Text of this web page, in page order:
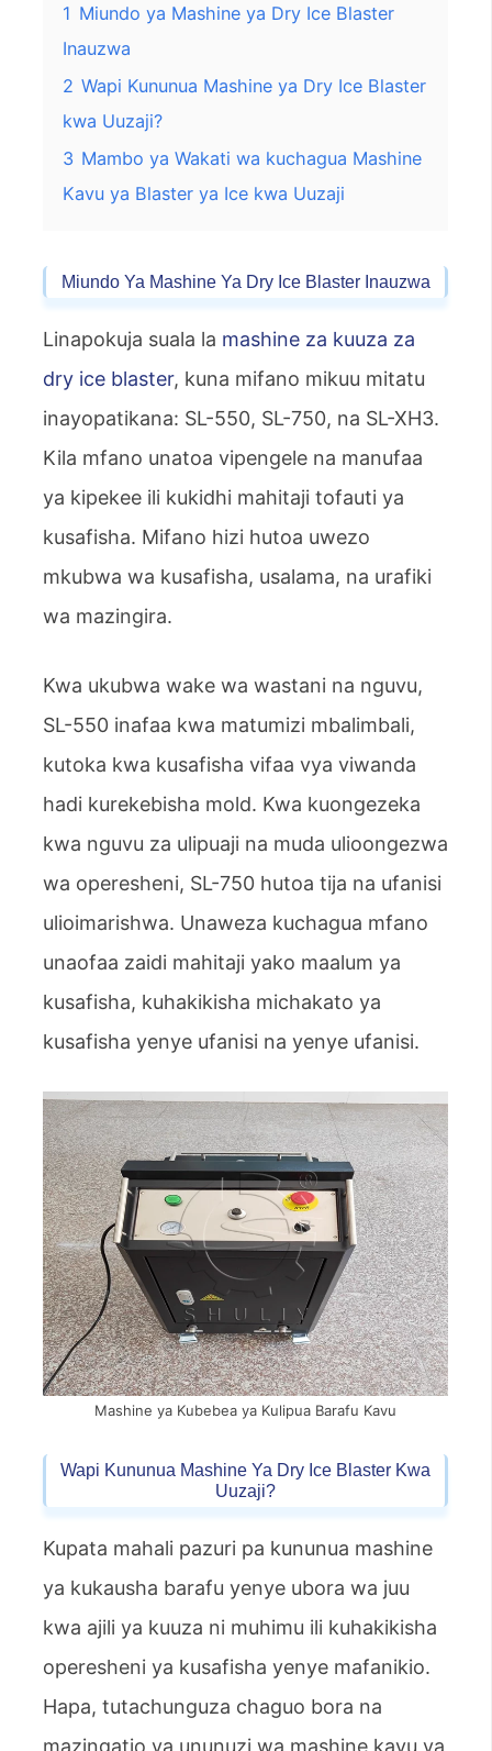
1 Miundo ya Mashine ya Dry Ice Blaster
Inauzwa
2 Wapi Kununua Mashine ya Dry Ice Blaster
kwa Uuzaji?
3 Mambo ya Wakati wa kuchagua Mashine
Kavu ya Blaster ya Ice kwa Uuzaji
Miundo Ya Mashine Ya Dry Ice Blaster Inauzwa
Linapokuja suala la mashine za kuuza za
dry ice blaster, kuna mifano mikuu mitatu
inayopatikana: SL-550, SL-750, na SL-XH3.
Kila mfano unatoa vipengele na manufaa
ya kipekee ili kukidhi mahitaji tofauti ya
kusafisha. Mifano hizi hutoa uwezo
mkubwa wa kusafisha, usalama, na urafiki
wa mazingira.
Kwa ukubwa wake wa wastani na nguvu,
SL-550 inafaa kwa matumizi mbalimbali,
kutoka kwa kusafisha vifaa vya viwanda
hadi kurekebisha mold. Kwa kuongezeka
kwa nguvu za ulipuaji na muda ulioongezwa
wa operesheni, SL-750 hutoa tija na ufanisi
ulioimarishwa. Unaweza kuchagua mfano
unaofaa zaidi mahitaji yako maalum ya
kusafisha, kuhakikisha michakato ya
kusafisha yenye ufanisi na yenye ufanisi.
Mashine ya Kubebea ya Kulipua Barafu Kavu
Wapi Kununua Mashine Ya Dry Ice Blaster Kwa
Uuzaji?
Kupata mahali pazuri pa kununua mashine
ya kukausha barafu yenye ubora wa juu
kwa ajili ya kuuza ni muhimu ili kuhakikisha
operesheni ya kusafisha yenye mafanikio.
Hapa, tutachunguza chaguo bora na
mazingatio ya ununuzi wa mashine kavu ya